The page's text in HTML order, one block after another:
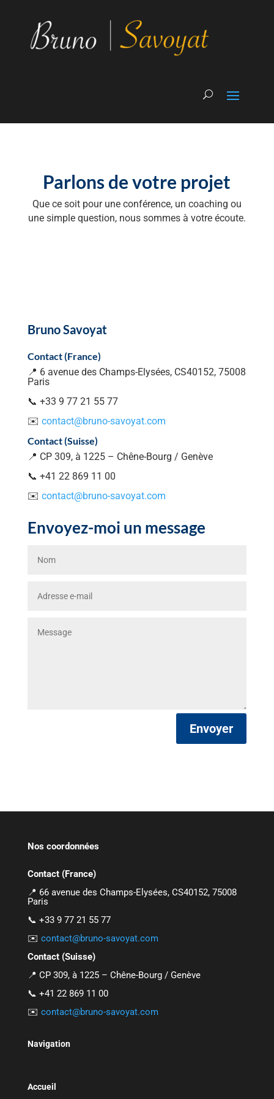
Parlons de votre projet
Que ce soit pour une conférence, un coaching ou
une simple question, nous sommes à votre écoute.
Bruno Savoyat
Contact (France)
📍 6 avenue des Champs-Elysées, CS40152, 75008
Paris
📞 +33 9 77 21 55 77
✉️ contact@bruno-savoyat.com
Contact (Suisse)
📍 CP 309, à 1225 – Chêne-Bourg / Genève
📞 +41 22 869 11 00
✉️ contact@bruno-savoyat.com
Envoyez-moi un message
Envoyer
Nos coordonnées
Contact (France)
📍 66 avenue des Champs-Elysées, CS40152, 75008
Paris
📞 +33 9 77 21 55 77
✉️ contact@bruno-savoyat.com
Contact (Suisse)
📍 CP 309, à 1225 – Chêne-Bourg / Genève
📞 +41 22 869 11 00
✉️ contact@bruno-savoyat.com
Navigation
Accueil